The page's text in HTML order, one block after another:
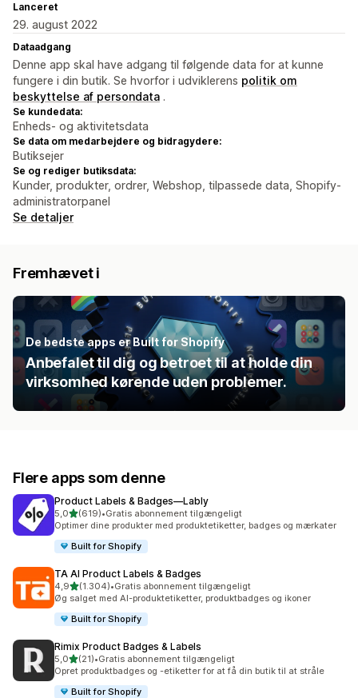
Lanceret
29. august 2022
Dataadgang
Denne app skal have adgang til følgende data for at kunne
fungere i din butik. Se hvorfor i udviklerens politik om
beskyttelse af persondata .
Se kundedata:
Enheds- og aktivitetsdata
Se data om medarbejdere og bidragydere:
Butiksejer
Se og rediger butiksdata:
Kunder, produkter, ordrer, Webshop, tilpassede data, Shopify-
administratorpanel
Se detaljer
Fremhævet i
De bedste apps er Built for Shopify
Anbefalet til dig og betroet til at holde din
virksomhed kørende uden problemer.
Flere apps som denne
Product Labels & Badges—Lably
5,0ud af 5 stjerner
(619)
619 anmeldelser i alt
•Gratis abonnement tilgængeligt
Optimer dine produkter med produktetiketter, badges og mærkater
Built for Shopify
TA AI Product Labels & Badges
4,9ud af 5 stjerner
(1.304)
1304 anmeldelser i alt
•Gratis abonnement tilgængeligt
Øg salget med AI-produktetiketter, produktbadges og ikoner
Built for Shopify
Rimix Product Badges & Labels
5,0ud af 5 stjerner
(21)
21 anmeldelser i alt
•Gratis abonnement tilgængeligt
Opret produktbadges og -etiketter for at få din butik til at stråle
Built for Shopify